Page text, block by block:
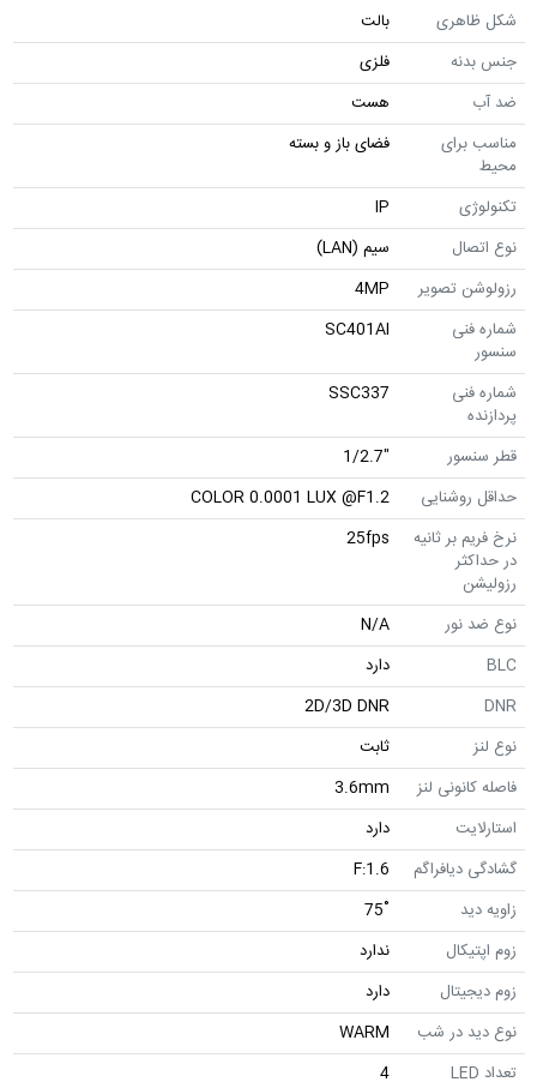
شکل ظاهری
بالت
جنس بدنه
فلزی
ضد آب
هست
مناسب برای
محیط
فضای باز و بسته
تکنولوژی
IP
نوع اتصال
سیم (LAN)
رزولوشن تصویر
4MP
شماره فنی
سنسور
SC401AI
شماره فنی
پردازنده
SSC337
قطر سنسور
"1/2.7
حداقل روشنایی
COLOR 0.0001 LUX @F1.2
نرخ فریم بر ثانیه
در حداکثر
رزولیشن
25fps
نوع ضد نور
N/A
BLC
دارد
DNR
2D/3D DNR
نوع لنز
ثابت
فاصله کانونی لنز
3.6mm
استارلایت
دارد
گشادگی دیافراگم
F:1.6
زاویه دید
˚75
زوم اپتیکال
ندارد
زوم دیجیتال
دارد
نوع دید در شب
WARM
تعداد LED
4